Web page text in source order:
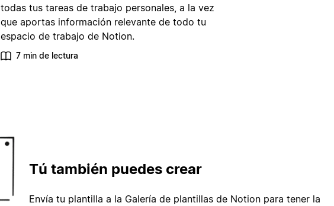
todas tus tareas de trabajo personales, a la vez
que aportas información relevante de todo tu
espacio de trabajo de Notion.
7 min de lectura
Tú también puedes crear
Envía tu plantilla a la Galería de plantillas de Notion para tener la